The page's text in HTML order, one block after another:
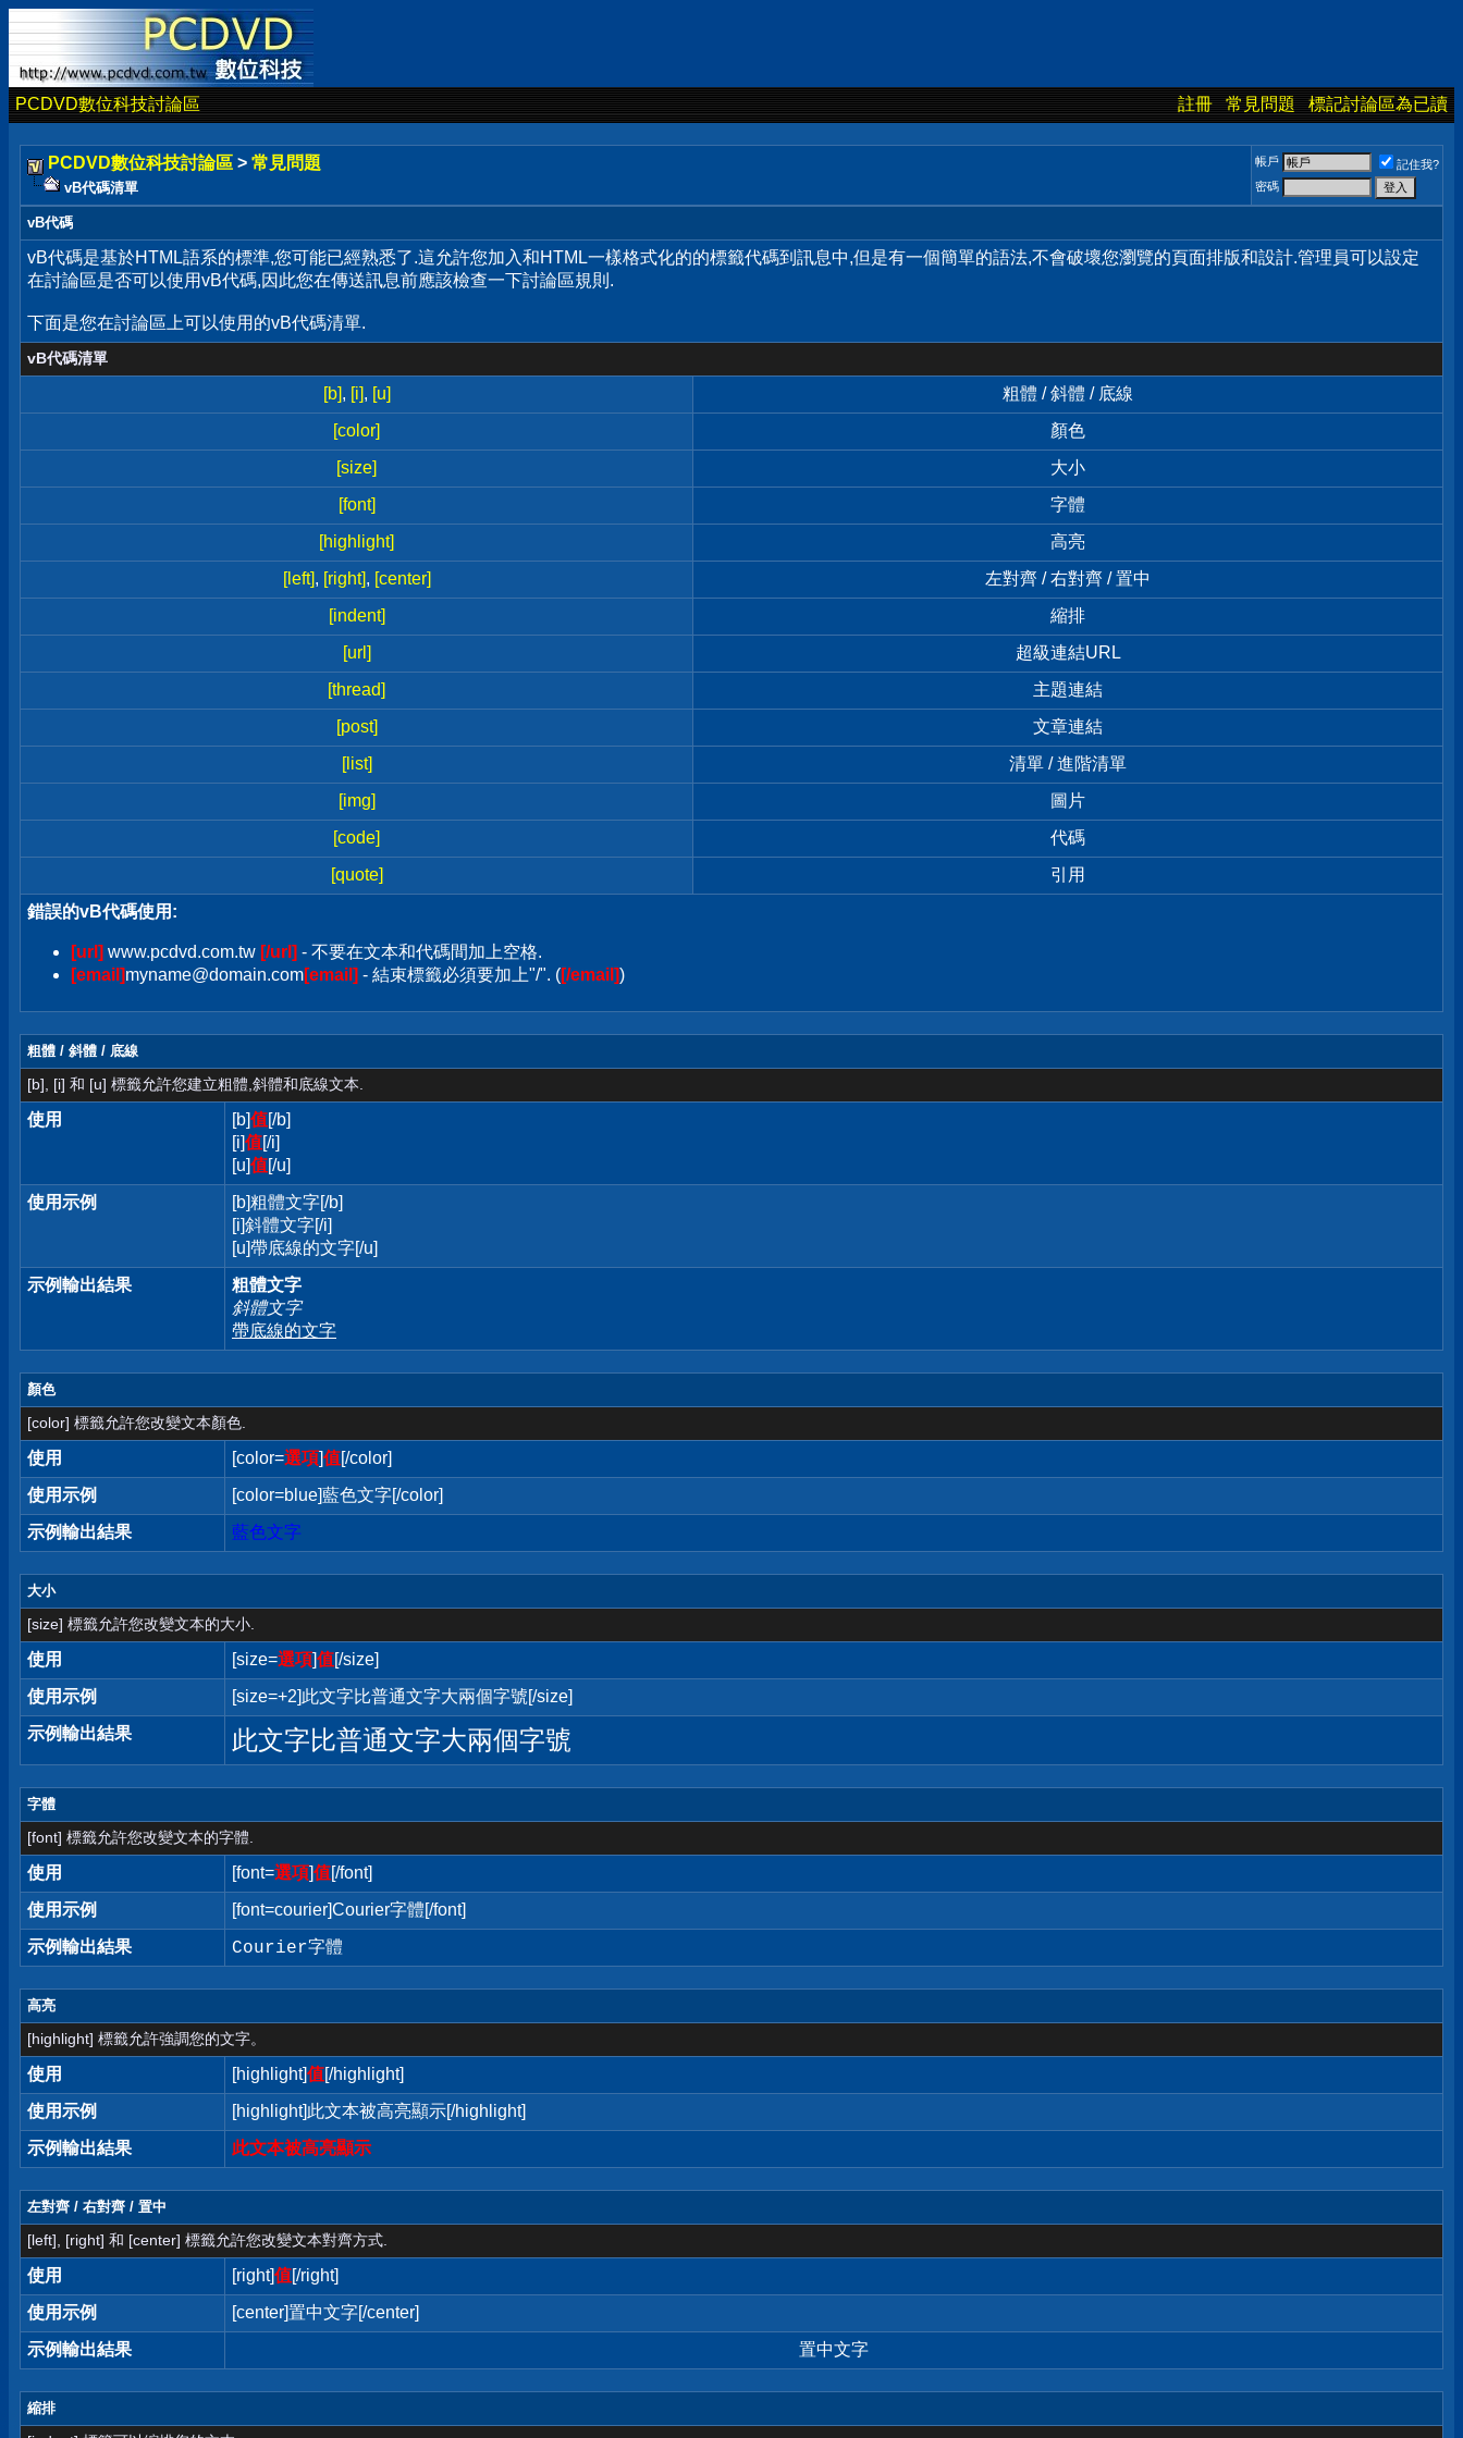
PCDVD數位科技討論區 註冊 常見問題 標記討論區為已讀
PCDVD數位科技討論區 > 常見問題
vB代碼清單
帳戶
記住我?
密碼
vB代碼
vB代碼是基於HTML語系的標準,您可能已經熟悉了.這允許您加入和HTML一樣格式化的的標籤代碼到訊息中,但是有一個簡單的語法,不會破壞您瀏覽的頁面排版和設計.管理員可以設定
在討論區是否可以使用vB代碼,因此您在傳送訊息前應該檢查一下討論區規則.
下面是您在討論區上可以使用的vB代碼清單.
vB代碼清單
[b], [i], [u]
粗體 / 斜體 / 底線
[color]
顏色
[size]
大小
[font]
字體
[highlight]
高亮
[left], [right], [center]
左對齊 / 右對齊 / 置中
[indent]
縮排
[url]
超級連結URL
[thread]
主題連結
[post]
文章連結
[list]
清單 / 進階清單
[img]
圖片
[code]
代碼
[quote]
引用
錯誤的vB代碼使用:
[url] www.pcdvd.com.tw [/url] - 不要在文本和代碼間加上空格.
[email]myname@domain.com[email] - 結束標籤必須要加上"/". ([/email])
粗體 / 斜體 / 底線
[b], [i] 和 [u] 標籤允許您建立粗體,斜體和底線文本.
使用 [b]值[/b]
[i]值[/i]
[u]值[/u]
使用示例
[b]粗體文字[/b]
[i]斜體文字[/i]
[u]帶底線的文字[/u]
示例輸出結果
粗體文字
斜體文字
帶底線的文字
顏色
[color] 標籤允許您改變文本顏色.
使用 [color=選項]值[/color]
使用示例
[color=blue]藍色文字[/color]
示例輸出結果
藍色文字
大小
[size] 標籤允許您改變文本的大小.
使用 [size=選項]值[/size]
使用示例
[size=+2]此文字比普通文字大兩個字號[/size]
示例輸出結果
此文字比普通文字大兩個字號
字體
[font] 標籤允許您改變文本的字體.
使用 [font=選項]值[/font]
使用示例
[font=courier]Courier字體[/font]
示例輸出結果
Courier字體
高亮
[highlight] 標籤允許強調您的文字。
使用 [highlight]值[/highlight]
使用示例
[highlight]此文本被高亮顯示[/highlight]
示例輸出結果
此文本被高亮顯示
左對齊 / 右對齊 / 置中
[left], [right] 和 [center] 標籤允許您改變文本對齊方式.
使用 [right]值[/right]
使用示例
[center]置中文字[/center]
示例輸出結果
置中文字
縮排